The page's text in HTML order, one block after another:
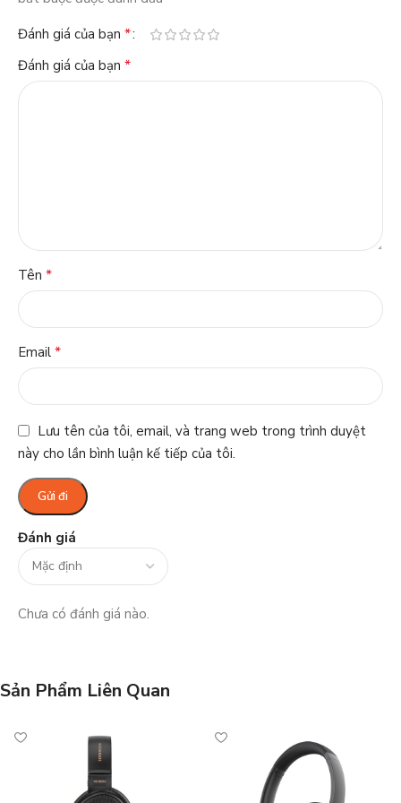
Đánh giá
Chưa có đánh giá nào.
Đánh giá của bạn *
Đánh giá của bạn *
Tên *
Email *
Lưu tên của tôi, email, và trang web trong trình duyệt
này cho lần bình luận kế tiếp của tôi.
Sản Phẩm Liên Quan